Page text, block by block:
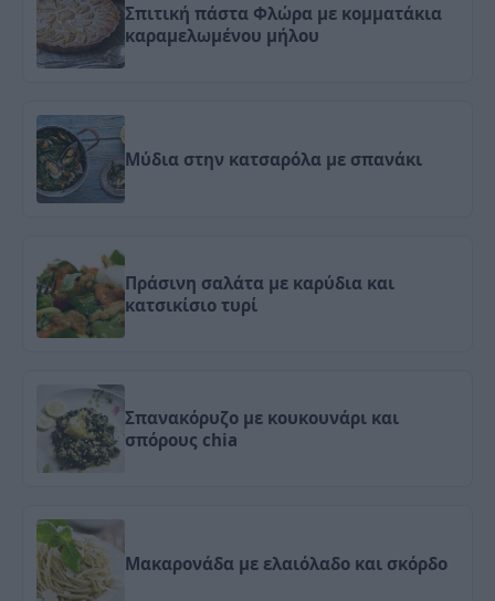
Σπιτική πάστα Φλώρα με κομματάκια
καραμελωμένου μήλου
Μύδια στην κατσαρόλα με σπανάκι
Πράσινη σαλάτα με καρύδια και
κατσικίσιο τυρί
Σπανακόρυζο με κουκουνάρι και
σπόρους chia
Μακαρονάδα με ελαιόλαδο και σκόρδο